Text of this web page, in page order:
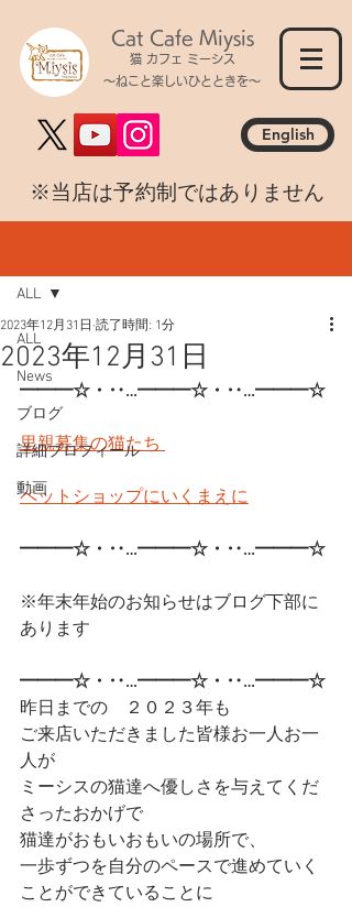
Cat Cafe Miysis
猫 カフェ ミーシス
～ねこと楽しいひとときを～
English
​※当店は予約制ではありません
ALL
News
ブログ
詳細プロフィール
動画
ALL
2023年12月31日
2023年12月31日 読了時間: 1分
━━━☆・‥…━━━☆・‥…━━━☆
里親募集の猫たち
ペットショップにいくまえに
━━━☆・‥…━━━☆・‥…━━━☆
※年末年始のお知らせはブログ下部に
あります
━━━☆・‥…━━━☆・‥…━━━☆
昨日までの　２０２３年も
ご来店いただきました皆様お一人お一
人が
ミーシスの猫達へ優しさを与えてくだ
さったおかげで
猫達がおもいおもいの場所で、
一歩ずつを自分のペースで進めていく
ことができていることに